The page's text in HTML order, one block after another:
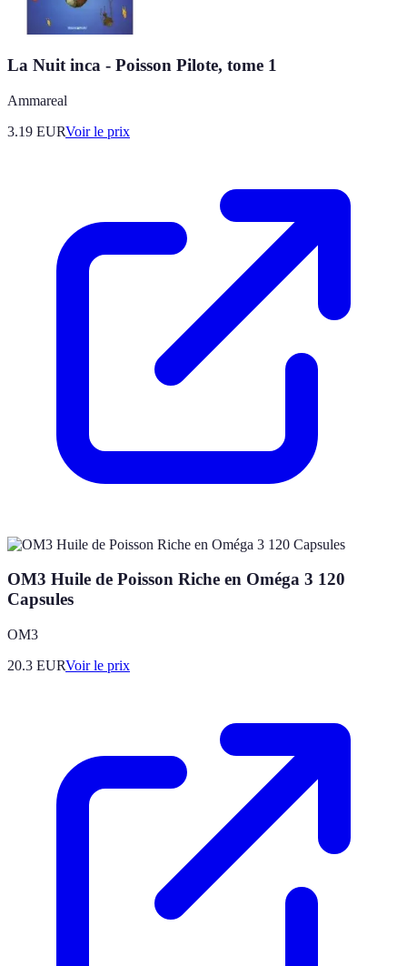
La Nuit inca - Poisson Pilote, tome 1
Ammareal
3.19 EURVoir le prix
OM3 Huile de Poisson Riche en Oméga 3 120
Capsules
OM3
20.3 EURVoir le prix